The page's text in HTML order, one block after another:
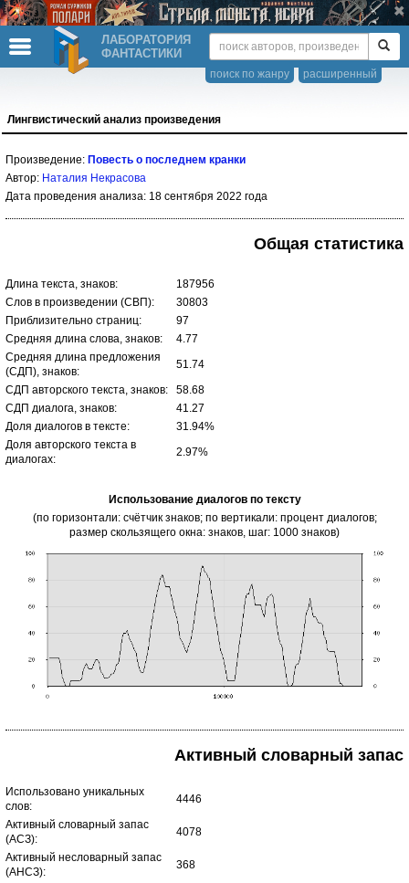
ЛАБОРАТОРИЯ
ФАНТАСТИКИ
расширенный
поиск по жанру
Лингвистический анализ произведения
Произведение: Повесть о последнем кранки
Автор: Наталия Некрасова
Дата проведения анализа: 18 сентября 2022 года
Общая статистика
Длина текста, знаков:
187956
Слов в произведении (СВП):
30803
Приблизительно страниц:
97
Средняя длина слова, знаков:
4.77
Средняя длина предложения
(СДП), знаков:
51.74
СДП авторского текста, знаков:
58.68
СДП диалога, знаков:
41.27
Доля диалогов в тексте:
31.94%
Доля авторского текста в
диалогах:
2.97%
Использование диалогов по тексту
(по горизонтали: счётчик знаков; по вертикали: процент диалогов;
размер скользящего окна: знаков, шаг: 1000 знаков)
Активный словарный запас
Использовано уникальных
слов:
4446
Активный словарный запас
(АСЗ):
4078
Активный несловарный запас
(АНСЗ):
368